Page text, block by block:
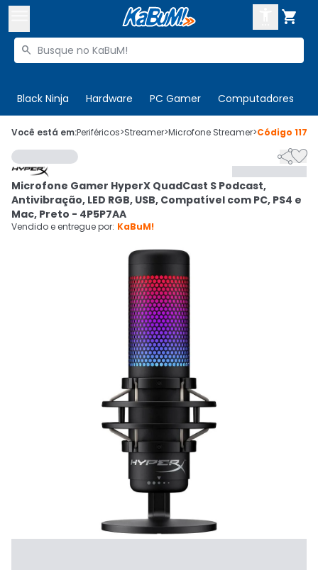

Buscar produtos

Black Ninja Hardware PC Gamer Computadores
 Olá. Acesse sua conta
 Departamentos
Cupons
Mais Vendidos
Ativar tradutor em libras
CADASTRE-SE
Você está em:Periféricos>Streamer>Microfone Streamer>Código

Microfone Gamer HyperX QuadCast S Podcast,
Antivibração, LED RGB, USB, Compatível com PC, PS4 e
Mac, Preto - 4P5P7AA
Vendido e entregue por: KaBuM!